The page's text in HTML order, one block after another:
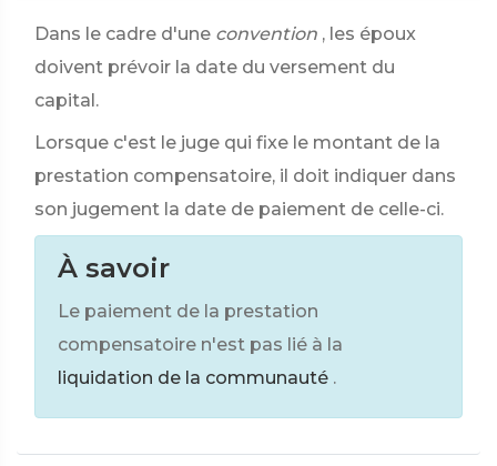
Dans le cadre d'une convention , les époux
doivent prévoir la date du versement du
capital.
Lorsque c'est le juge qui fixe le montant de la
prestation compensatoire, il doit indiquer dans
son jugement la date de paiement de celle-ci.
À savoir
Le paiement de la prestation
compensatoire n'est pas lié à la
liquidation de la communauté .